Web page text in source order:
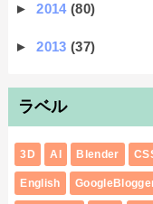
►2014(80)
►2013(37)
ラベル
3D AI Blender
English